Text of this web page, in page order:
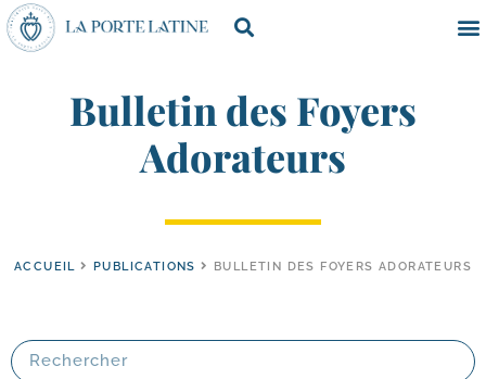
Bulletin des Foyers
Adorateurs
ACCUEIL PUBLICATIONS BULLETIN DES FOYERS ADORATEURS